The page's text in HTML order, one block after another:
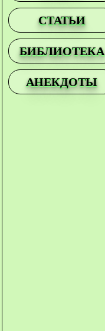
СТАТЬИ
БИБЛИОТЕКА
АНЕКДОТЫ